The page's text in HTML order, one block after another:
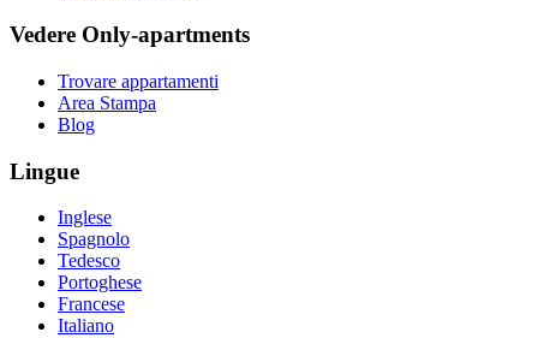
Vedere Only-apartments
Trovare appartamenti
Area Stampa
Blog
Lingue
Inglese
Spagnolo
Tedesco
Portoghese
Francese
Italiano